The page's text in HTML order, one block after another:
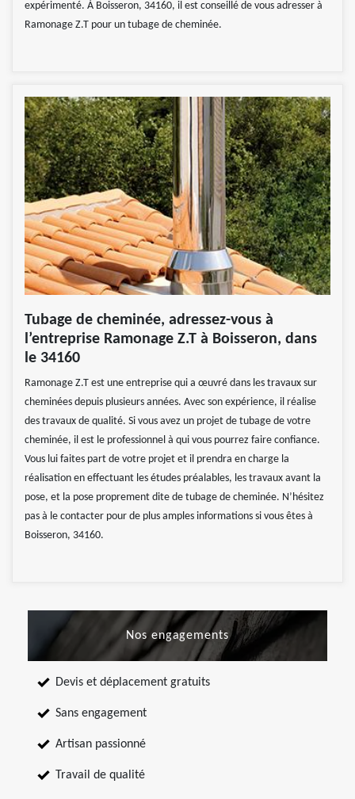
expérimenté. À Boisseron, 34160, il est conseillé de vous adresser à
Ramonage Z.T pour un tubage de cheminée.
Tubage de cheminée, adressez-vous à
l’entreprise Ramonage Z.T à Boisseron, dans
le 34160
Ramonage Z.T est une entreprise qui a œuvré dans les travaux sur
cheminées depuis plusieurs années. Avec son expérience, il réalise
des travaux de qualité. Si vous avez un projet de tubage de votre
cheminée, il est le professionnel à qui vous pourrez faire confiance.
Vous lui faites part de votre projet et il prendra en charge la
réalisation en effectuant les études préalables, les travaux avant la
pose, et la pose proprement dite de tubage de cheminée. N’hésitez
pas à le contacter pour de plus amples informations si vous êtes à
Boisseron, 34160.
Nos engagements
Devis et déplacement gratuits
Sans engagement
Artisan passionné
Travail de qualité